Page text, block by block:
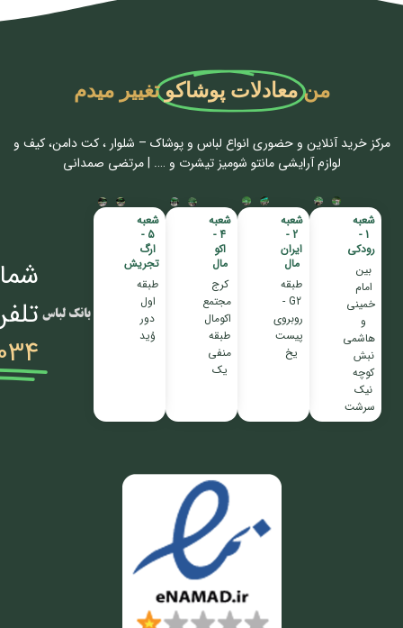
من معادلات پوشاکو تغییر میدم
مرکز خرید آنلاین و حضوری انواع لباس‌ و پوشاک – شلوار ، کت دامن، کیف و
لوازم آرایشی مانتو شومیز تیشرت و …. | مرتضی صمدانی
شعبه
1 -
رودکی
بین
امام
خمینی
و
هاشمی
نبش
کوچه
نیک
سرشت
شعبه
2 -
ایران
مال
طبقه
G2 -
روبروی
پیست
یخ
شعبه
4 -
اکو
مال
کرج
مجتمع
اکومال
طبقه
منفی
یک
شعبه
5 -
ارگ
تجریش
طبقه
اول
دور
وُید